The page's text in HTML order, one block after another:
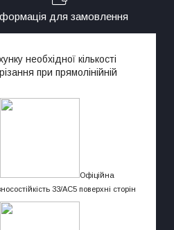
для замовлення
необхідної кількості
при прямолінійній
Офіційна
33/АС5 поверхні сторін